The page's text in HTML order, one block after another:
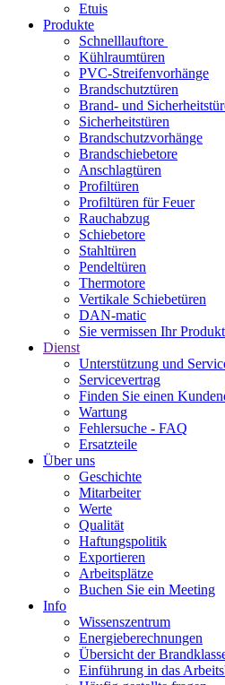
Etuis
Produkte
Schnelllauftore
Kühlraumtüren
PVC-Streifenvorhänge
Brandschutztüren
Brand- und
Sicherheitstüren
Brandschutzvorhänge
Brandschiebetore
Anschlagtüren
Profiltüren
Profiltüren für Feuer
Rauchabzug
Schiebetore
Stahltüren
Pendeltüren
Thermotore
Vertikale Schiebetüren
DAN-matic
Sie vermissen Ihr
Dienst
Unterstützung und
Servicevertrag
Finden Sie einen
Wartung
Fehlersuche - FAQ
Ersatzteile
Über uns
Geschichte
Mitarbeiter
Werte
Qualität
Haftungspolitik
Exportieren
Arbeitsplätze
Buchen Sie ein Meeting
Info
Wissenszentrum
Energieberechnungen
Übersicht der
Einführung in das